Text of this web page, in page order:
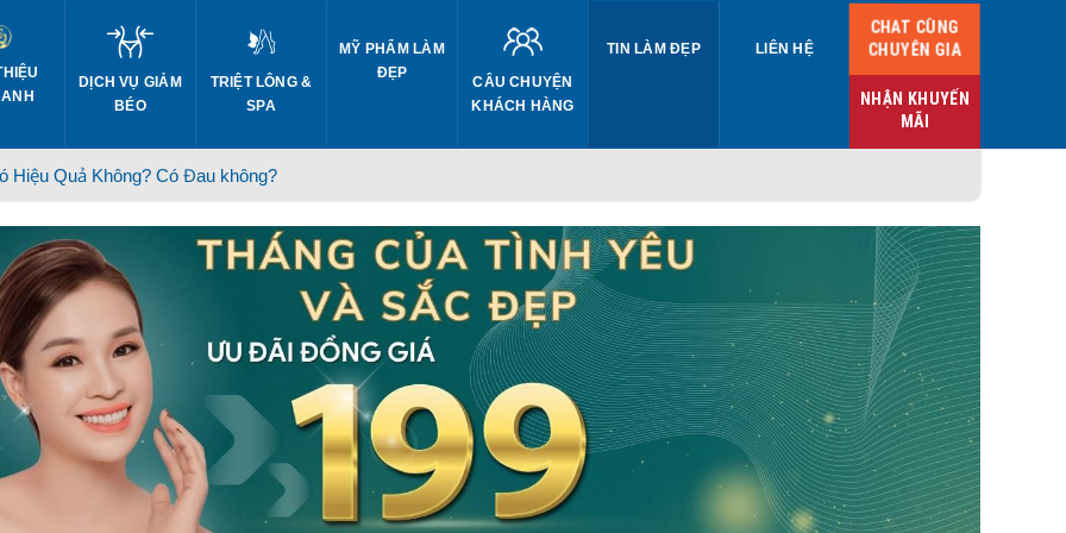
DỊCH VỤ GIẢM
BÉO
TRIỆT LÔNG &
SPA
MỸ PHẨM LÀM
ĐẸP
CÂU CHUYỆN
KHÁCH HÀNG
TIN LÀM ĐẸP LIÊN HỆ
CHAT CÙNG
CHUYÊN GIA
NHẬN KHUYẾN
MÃI
Hiệu Quả Không? Có Đau không?